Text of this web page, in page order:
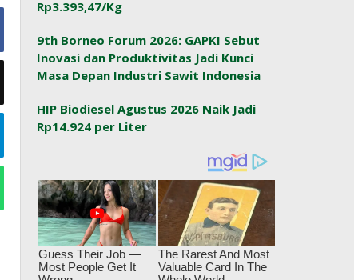
Rp3.393,47/Kg
9th Borneo Forum 2026: GAPKI Sebut
Inovasi dan Produktivitas Jadi Kunci
Masa Depan Industri Sawit Indonesia
HIP Biodiesel Agustus 2026 Naik Jadi
Rp14.924 per Liter